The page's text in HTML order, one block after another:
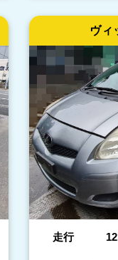
ヴィ
走行